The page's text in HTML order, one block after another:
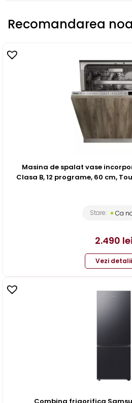
Recomandarea
Masina de spalat vase
Clasa B, 12 programe, 60 cm,
Stare: Ca
2.490 lei
Vezi detalii